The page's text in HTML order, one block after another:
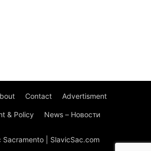
Contact Advertisment
& Policy News – Новости
| SlavicSac.com